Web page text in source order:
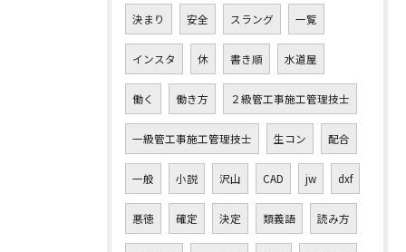
決まり 安全 スラング 一覧
インスタ 休 書き順 水道屋
働く 働き方 ２級管工事施工管理技士
一級管工事施工管理技士 生コン 配合
一般 小説 沢山 CAD jw dxf
悪徳 確定 決定 類義語 読み方